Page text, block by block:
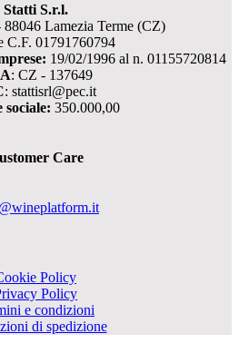
Statti S.r.l.
Lamezia Terme (CZ)
C.F. 01791760794
19/02/1996 al n. 01155720814
: CZ - 137649
: stattisrl@pec.it
sociale: 350.000,00
Care
Policy
Policy
e condizioni
di spedizione